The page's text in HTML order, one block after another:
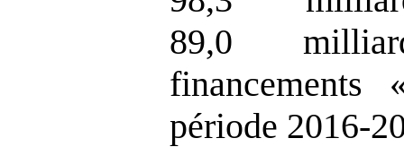
89,0
période 2016-